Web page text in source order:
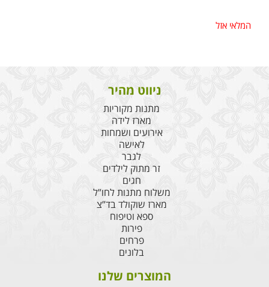
המלאי אזל
ניווט מהיר
מתנות מקוריות
מארז לידה
אירועים ושמחות
לאישה
לגבר
זר מתוק לילדים
חגים
משלוח מתנות לחו”ל
מארז שוקולד בד”צ
ספא וטיפוח
פירות
פרחים
בלונים
המוצרים שלנו